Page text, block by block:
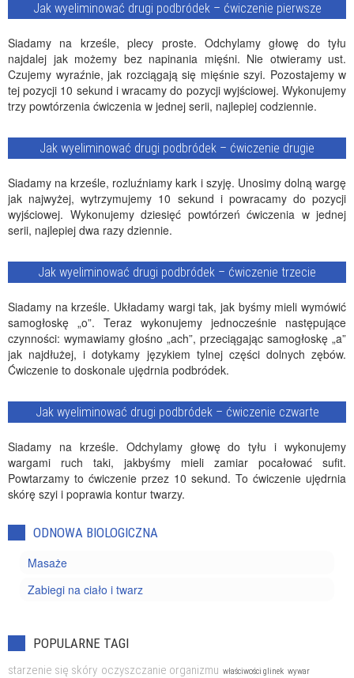
Jak wyeliminować drugi podbródek – ćwiczenie pierwsze
Siadamy na krześle, plecy proste. Odchylamy głowę do tyłu
najdalej jak możemy bez napinania mięśni. Nie otwieramy ust.
Czujemy wyraźnie, jak rozciągają się mięśnie szyi. Pozostajemy w
tej pozycji 10 sekund i wracamy do pozycji wyjściowej. Wykonujemy
trzy powtórzenia ćwiczenia w jednej serii, najlepiej codziennie.
Jak wyeliminować drugi podbródek – ćwiczenie drugie
Siadamy na krześle, rozluźniamy kark i szyję. Unosimy dolną wargę
jak najwyżej, wytrzymujemy 10 sekund i powracamy do pozycji
wyjściowej. Wykonujemy dziesięć powtórzeń ćwiczenia w jednej
serii, najlepiej dwa razy dziennie.
Jak wyeliminować drugi podbródek – ćwiczenie trzecie
Siadamy na krześle. Układamy wargi tak, jak byśmy mieli wymówić
samogłoskę „o”. Teraz wykonujemy jednocześnie następujące
czynności: wymawiamy głośno „ach”, przeciągając samogłoskę „a”
jak najdłużej, i dotykamy językiem tylnej części dolnych zębów.
Ćwiczenie to doskonale ujędrnia podbródek.
Jak wyeliminować drugi podbródek – ćwiczenie czwarte
Siadamy na krześle. Odchylamy głowę do tyłu i wykonujemy
wargami ruch taki, jakbyśmy mieli zamiar pocałować sufit.
Powtarzamy to ćwiczenie przez 10 sekund. To ćwiczenie ujędrnia
skórę szyi i poprawia kontur twarzy.
ODNOWA BIOLOGICZNA
Masaże
Zabiegi na ciało i twarz
POPULARNE TAGI
starzenie się skóry oczyszczanie organizmu właściwości glinek wywar